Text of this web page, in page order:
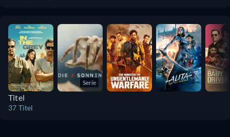
gehen, verlieren wir auch das Gefühl für
Sinn und Richtung und der Verstand
beginnt zu wandern. Und genau darin liegt
das psychologische Thriller-Element dieses
Films.
Serie
Titel
37 Titel